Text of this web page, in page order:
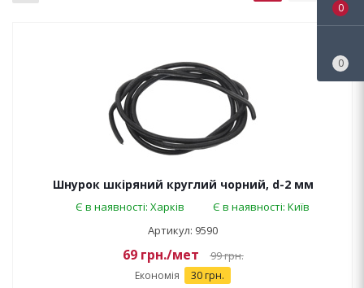
Шнурок шкіряний круглий чорний, d-2 мм
Є в наявності: Харків
Є в наявності: Київ
Артикул: 9590
69грн./мет 99грн.
Економія 30 грн.
0
0